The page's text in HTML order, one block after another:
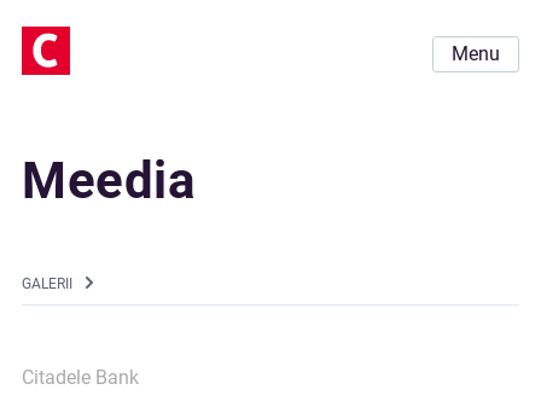
Menu
Meedia
GALERII
Citadele Bank